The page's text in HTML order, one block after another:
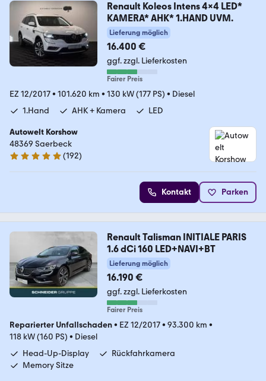
Renault Koleos Intens 4x4 LED*
KAMERA* AHK* 1.HAND UVM.
Lieferung möglich
16.400 €
ggf. zzgl. Lieferkosten
Fairer Preis
EZ 12/2017• 101.620 km • 130 kW (177 PS) • Diesel
1.Hand
AHK + Kamera LED
Autowelt Korshow
48369 Saerbeck
4.9 Sterne
(192)
Kontakt Parken
Renault Talisman INITIALE PARIS
1.6 dCi 160 LED+NAVI+BT
Lieferung möglich
16.190 €
ggf. zzgl. Lieferkosten
Fairer Preis
Reparierter Unfallschaden• EZ 12/2017• 93.300 km •
118 kW (160 PS) • Diesel
Head-Up-Display
Rückfahrkamera
Memory Sitze